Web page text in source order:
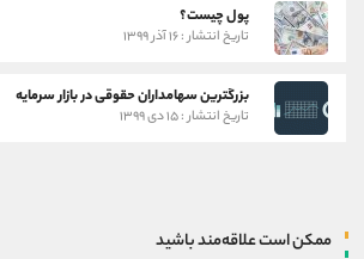
پول چیست؟
تاریخ انتشار : ۱۶ آذر ۱۳۹۹
بزرگترین سهامداران حقوقی در بازار سرمایه
تاریخ انتشار : ۱۵ دی ۱۳۹۹
ممکن است علاقه‌مند باشید